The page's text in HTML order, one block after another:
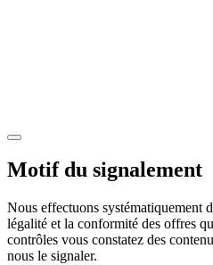
Motif du signalement
Nous effectuons systématiquement
légalité et la conformité des offres
contrôles vous constatez des
nous le signaler.